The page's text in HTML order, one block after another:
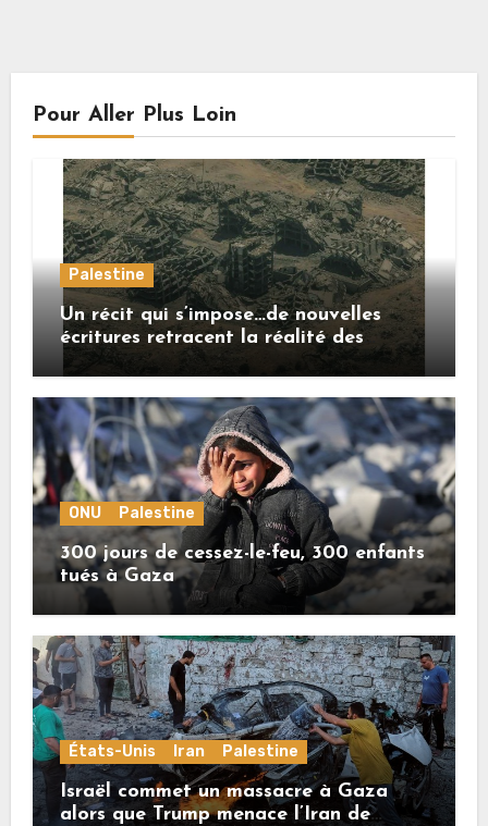
Pour Aller Plus Loin
Palestine
Un récit qui s’impose…de nouvelles
écritures retracent la réalité des
crimes sionistes à Gaza
ONU Palestine
300 jours de cessez-le-feu, 300 enfants
tués à Gaza
États-Unis Iran Palestine
Israël commet un massacre à Gaza
alors que Trump menace l’Iran de